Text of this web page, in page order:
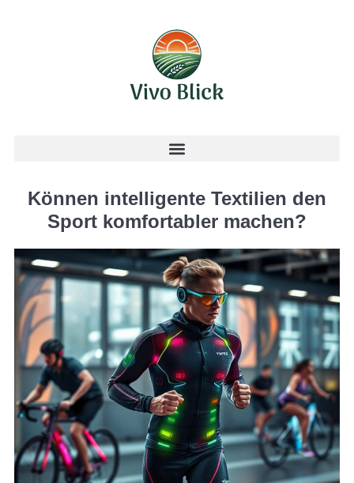
Können intelligente Textilien den
Sport komfortabler machen?